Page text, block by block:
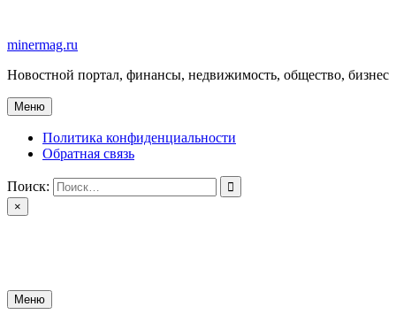
содержимому
minermag.ru
Новостной портал, финансы, недвижимость, общество, бизнес
Меню
Политика конфиденциальности
Обратная связь
Поиск:
×
Меню